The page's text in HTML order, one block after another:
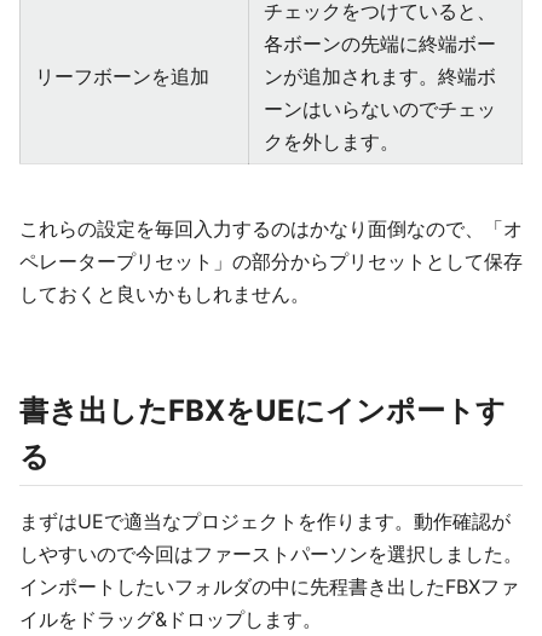
リーフボーンを追加
チェックをつけていると、
各ボーンの先端に終端ボー
ンが追加されます。終端ボ
ーンはいらないのでチェッ
クを外します。
これらの設定を毎回入力するのはかなり面倒なので、「オ
ペレータープリセット」の部分からプリセットとして保存
しておくと良いかもしれません。
書き出したFBXをUEにインポートす
る
まずはUEで適当なプロジェクトを作ります。動作確認が
しやすいので今回はファーストパーソンを選択しました。
インポートしたいフォルダの中に先程書き出したFBXファ
イルをドラッグ&ドロップします。